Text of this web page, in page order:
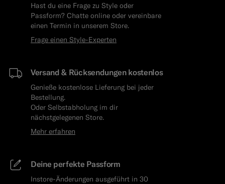
Hast du eine Frage zu Style oder
Passform? Chatte online oder vereinbare
einen Termin in unserem Store.
Frage einen Style-Experten
Versand & Rücksendungen kostenlos
Genieße kostenlose Lieferung bei jeder
Bestellung.
Oder Selbstabholung im dir
nächstgelegenen Store.
Mehr erfahren
Deine perfekte Passform
Instore-Änderungen ausgeführt in 30